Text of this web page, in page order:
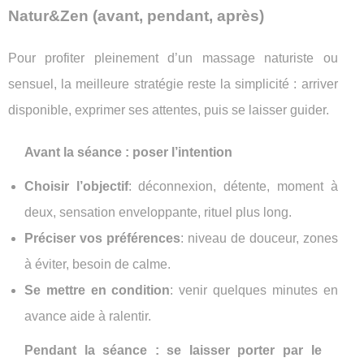
Natur&Zen (avant, pendant, après)
Pour profiter pleinement d’un massage naturiste ou
sensuel, la meilleure stratégie reste la simplicité : arriver
disponible, exprimer ses attentes, puis se laisser guider.
Avant la séance : poser l’intention
Choisir l’objectif: déconnexion, détente, moment à
deux, sensation enveloppante, rituel plus long.
Préciser vos préférences: niveau de douceur, zones
à éviter, besoin de calme.
Se mettre en condition: venir quelques minutes en
avance aide à ralentir.
Pendant la séance : se laisser porter par le